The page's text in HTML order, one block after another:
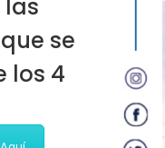
se
los 4